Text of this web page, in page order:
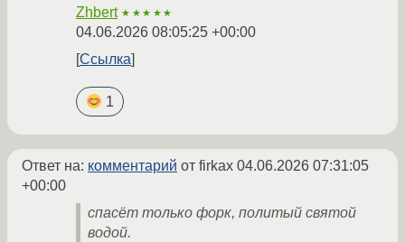
Zhbert ★★★★★
04.06.2026 08:05:25 +00:00
Ссылка
1
Ответ на: комментарий от firkax 04.06.2026 07:31:05
+00:00
спасёт только форк, политый святой
водой.